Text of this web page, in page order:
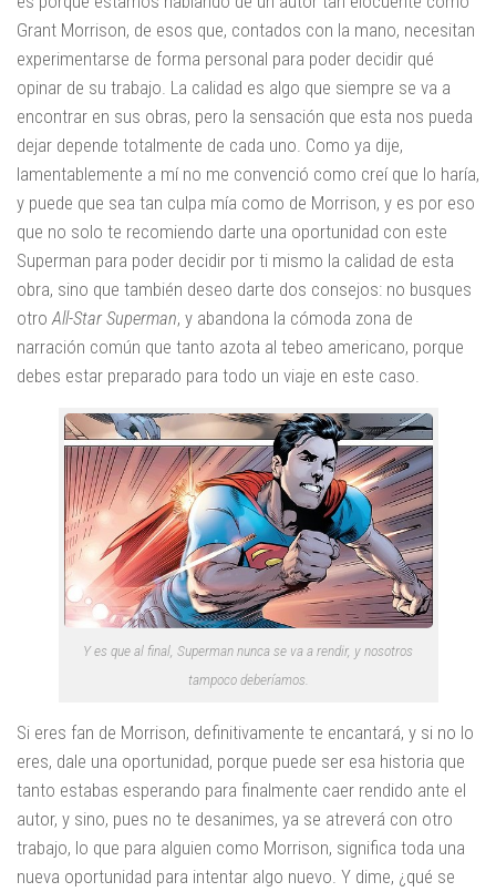
Grant Morrison, de esos que, contados con la mano, necesitan
experimentarse de forma personal para poder decidir qué
opinar de su trabajo. La calidad es algo que siempre se va a
encontrar en sus obras, pero la sensación que esta nos pueda
dejar depende totalmente de cada uno. Como ya dije,
lamentablemente a mí no me convenció como creí que lo haría,
y puede que sea tan culpa mía como de Morrison, y es por eso
que no solo te recomiendo darte una oportunidad con este
Superman para poder decidir por ti mismo la calidad de esta
obra, sino que también deseo darte dos consejos: no busques
otro All-Star Superman, y abandona la cómoda zona de
narración común que tanto azota al tebeo americano, porque
debes estar preparado para todo un viaje en este caso.
Y es que al final, Superman nunca se va a rendir, y nosotros
tampoco deberíamos.
Si eres fan de Morrison, definitivamente te encantará, y si no lo
eres, dale una oportunidad, porque puede ser esa historia que
tanto estabas esperando para finalmente caer rendido ante el
autor, y sino, pues no te desanimes, ya se atreverá con otro
trabajo, lo que para alguien como Morrison, significa toda una
nueva oportunidad para intentar algo nuevo. Y dime, ¿qué se